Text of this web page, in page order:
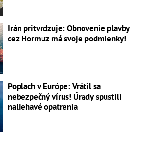
Irán pritvrdzuje: Obnovenie plavby
cez Hormuz má svoje podmienky!
Poplach v Európe: Vrátil sa
nebezpečný vírus! Úrady spustili
naliehavé opatrenia